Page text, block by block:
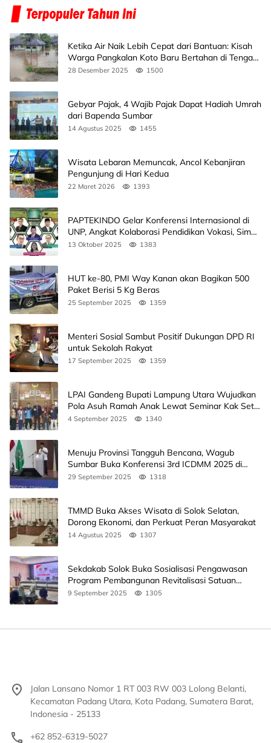
Ketika Air Naik Lebih Cepat dari Bantuan: Kisah
Warga Pangkalan Koto Baru Bertahan di Tengah
Banjir
28 Desember 2025 1500
Gebyar Pajak, 4 Wajib Pajak Dapat Hadiah Umrah
dari Bapenda Sumbar
14 Agustus 2025 1455
Wisata Lebaran Memuncak, Ancol Kebanjiran
Pengunjung di Hari Kedua
22 Maret 2026 1393
PAPTEKINDO Gelar Konferensi Internasional di
UNP, Angkat Kolaborasi Pendidikan Vokasi, Simak
Agendanya
13 Oktober 2025 1383
HUT ke-80, PMI Way Kanan akan Bagikan 500
Paket Berisi 5 Kg Beras
25 September 2025 1359
Menteri Sosial Sambut Positif Dukungan DPD RI
untuk Sekolah Rakyat
17 September 2025 1359
LPAI Gandeng Bupati Lampung Utara Wujudkan
Pola Asuh Ramah Anak Lewat Seminar Kak Seto,
Ini Jadwalnya
4 September 2025 1340
Menuju Provinsi Tangguh Bencana, Wagub
Sumbar Buka Konferensi 3rd ICDMM 2025 di
Unand
29 September 2025 1318
TMMD Buka Akses Wisata di Solok Selatan,
Dorong Ekonomi, dan Perkuat Peran Masyarakat
14 Agustus 2025 1307
Sekdakab Solok Buka Sosialisasi Pengawasan
Program Pembangunan Revitalisasi Satuan
Pendidikan
9 September 2025 1305
Jalan Lansano Nomor 1 RT 003 RW 003 Lolong Belanti,
Kecamatan Padang Utara, Kota Padang, Sumatera Barat,
Indonesia - 25133
+62 852-6319-5027